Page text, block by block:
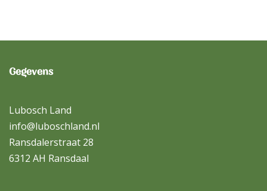
Gegevens
Lubosch Land
info@luboschland.nl
Ransdalerstraat 28
6312 AH Ransdaal